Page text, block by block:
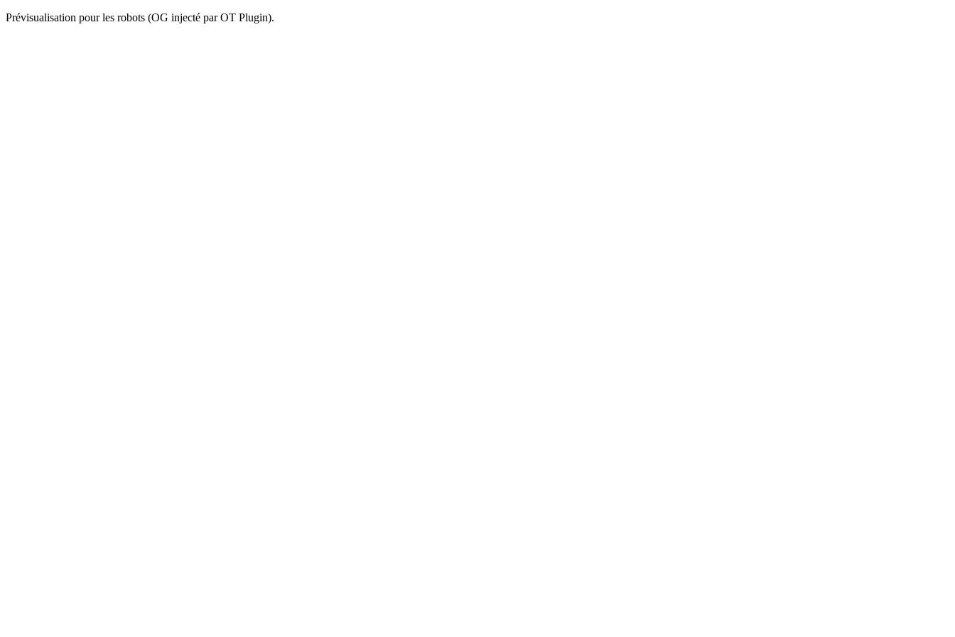
Prévisualisation pour les robots (OG injecté par OT Plugin).